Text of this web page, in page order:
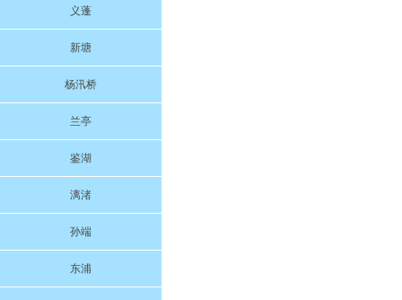
义蓬
新塘
杨汛桥
兰亭
鉴湖
漓渚
孙端
东浦